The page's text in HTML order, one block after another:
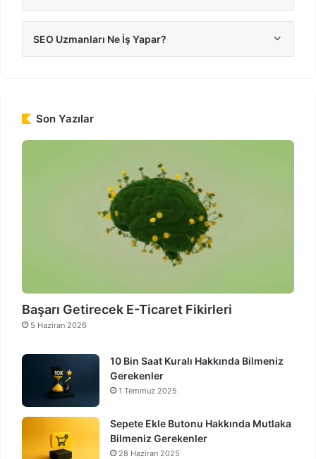
SEO Uzmanları Ne İş Yapar?
Son Yazılar
Başarı Getirecek E-Ticaret Fikirleri
5 Haziran 2026
10 Bin Saat Kuralı Hakkında Bilmeniz
Gerekenler
1 Temmuz 2025
Sepete Ekle Butonu Hakkında Mutlaka
Bilmeniz Gerekenler
28 Haziran 2025